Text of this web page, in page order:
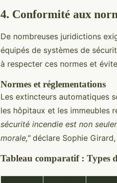
4. Conformité aux
De nombreuses juridictions
équipés de systèmes de
à respecter ces normes et
Normes et réglementations
Les extincteurs automatiques
les hôpitaux et les immeubles
sécurité incendie est non
morale,"déclare Sophie
Tableau comparatif : Types